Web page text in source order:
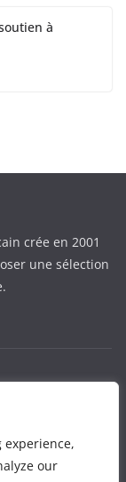
experience,
our
à
crée en 2001
une sélection